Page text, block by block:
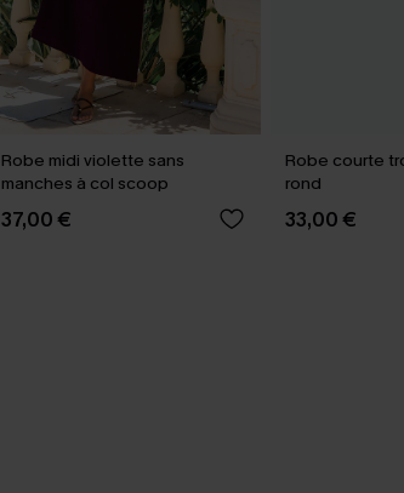
Robe midi violette sans
manches à col scoop
37,00 €
Robe courte
rond
33,00 €